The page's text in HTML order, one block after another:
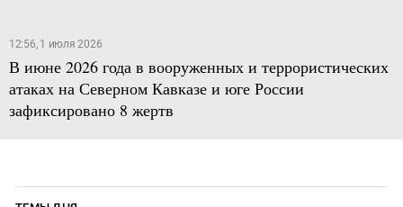
12:56, 1 июля 2026
В июне 2026 года в вооруженных и террористических
атаках на Северном Кавказе и юге России
зафиксировано 8 жертв